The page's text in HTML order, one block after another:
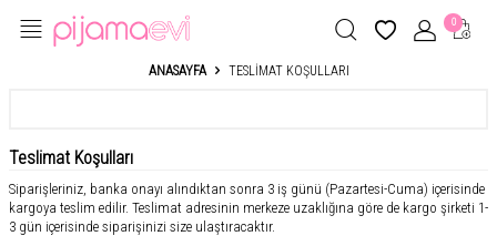
0
ANASAYFA TESLIMAT KOŞULLARI
Teslimat Koşulları
Siparişleriniz, banka onayı alındıktan sonra 3 iş günü (Pazartesi-Cuma) içerisinde
kargoya teslim edilir. Teslimat adresinin merkeze uzaklığına göre de kargo şirketi 1-
3 gün içerisinde siparişinizi size ulaştıracaktır.